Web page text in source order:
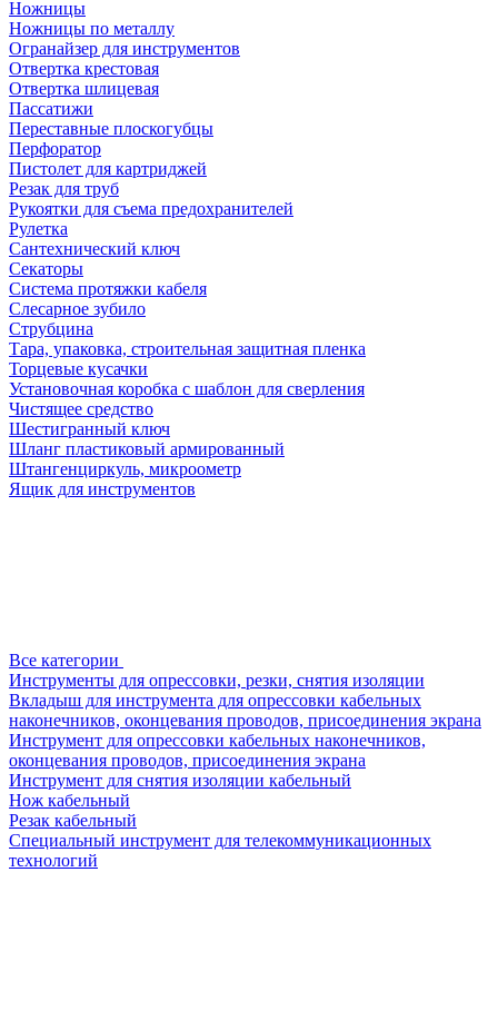
Ножницы
Ножницы по металлу
Огранайзер для инструментов
Отвертка крестовая
Отвертка шлицевая
Пассатижи
Переставные плоскогубцы
Перфоратор
Пистолет для картриджей
Резак для труб
Рукоятки для съема предохранителей
Рулетка
Сантехнический ключ
Секаторы
Система протяжки кабеля
Слесарное зубило
Струбцина
Тара, упаковка, строительная защитная пленка
Торцевые кусачки
Установочная коробка с шаблон для сверления
Чистящее средство
Шестигранный ключ
Шланг пластиковый армированный
Штангенциркуль, микроометр
Ящик для инструментов
Все категории
Инструменты для опрессовки, резки, снятия изоляции
Вкладыш для инструмента для опрессовки кабельных
наконечников, оконцевания проводов, присоединения экрана
Инструмент для опрессовки кабельных наконечников,
оконцевания проводов, присоединения экрана
Инструмент для снятия изоляции кабельный
Нож кабельный
Резак кабельный
Специальный инструмент для телекоммуникационных
технологий